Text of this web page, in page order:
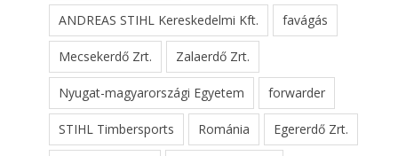
ANDREAS STIHL Kereskedelmi Kft. favágás
Mecsekerdő Zrt. Zalaerdő Zrt.
Nyugat-magyarországi Egyetem forwarder
STIHL Timbersports Románia Egererdő Zrt.